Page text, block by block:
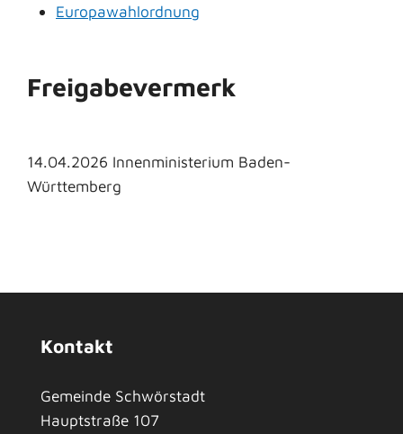
Europawahlordnung
Freigabevermerk
14.04.2026 Innenministerium Baden-
Württemberg
Kontakt
Gemeinde Schwörstadt
Hauptstraße 107